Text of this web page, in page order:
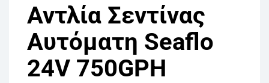
Αντλία Σεντίνας
Αυτόματη Seaflo
24V 750GPH